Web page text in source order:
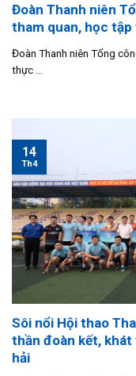
Đoàn Thanh niên
tham quan, học
Đoàn Thanh niên Tổng
thực ...
Sôi nổi Hội thao
thần đoàn kết,
hải
14
Th4